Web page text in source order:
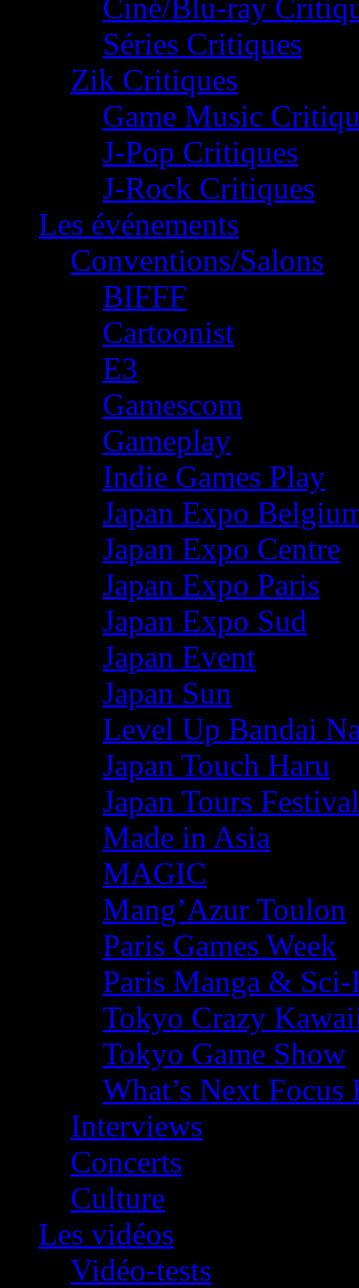
Ciné/Blu-ray
Séries Critiques
Zik Critiques
Game Music
J-Pop Critiques
J-Rock Critiques
Les événements
Conventions/Salons
BIFFF
Cartoonist
E3
Gamescom
Gameplay
Indie Games Play
Japan Expo
Japan Expo Centre
Japan Expo Paris
Japan Expo Sud
Japan Event
Japan Sun
Level Up Bandai
Japan Touch Haru
Japan Tours Festival
Made in Asia
MAGIC
Mang’Azur Toulon
Paris Games Week
Paris Manga &
Tokyo Crazy
Tokyo Game Show
What’s Next
Interviews
Concerts
Culture
Les vidéos
Vidéo-tests